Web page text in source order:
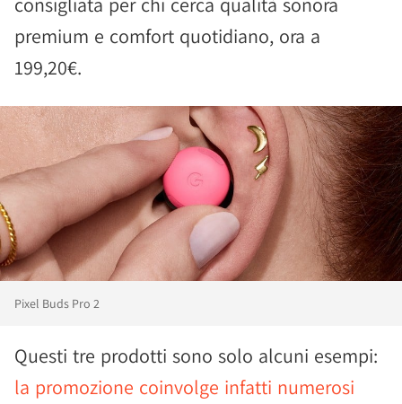
premium e comfort quotidiano, ora a
199,20€.
Pixel Buds Pro 2
Questi tre prodotti sono solo alcuni esempi:
la promozione coinvolge infatti numerosi